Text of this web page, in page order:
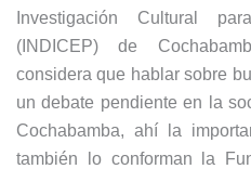
Investigación Cultural
(INDICEP) de
considera que hablar sobre
un debate pendiente en la
Cochabamba, ahí la
también lo conforman la